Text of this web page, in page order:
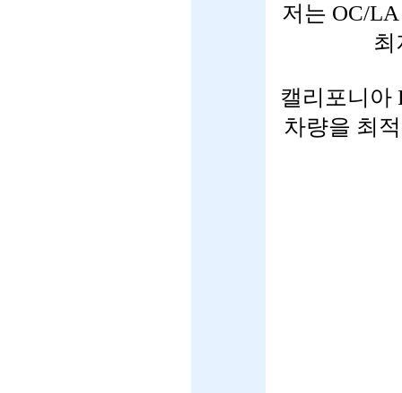
저는 OC/
최
캘리포니아
차량을 최